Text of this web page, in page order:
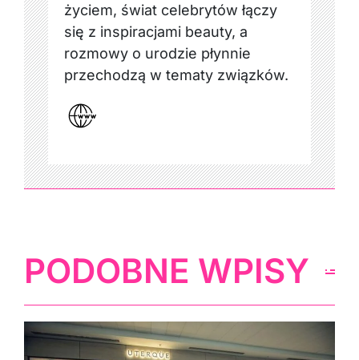
życiem, świat celebrytów łączy
się z inspiracjami beauty, a
rozmowy o urodzie płynnie
przechodzą w tematy związków.
PODOBNE WPISY